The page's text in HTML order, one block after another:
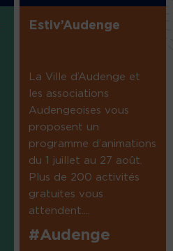
Estiv’Audenge
La Ville d’Audenge et
les associations
Audengeoises vous
proposent un
programme d’animations
du 1 juillet au 27 août.
Plus de 200 activités
gratuites vous
attendent....
#Audenge